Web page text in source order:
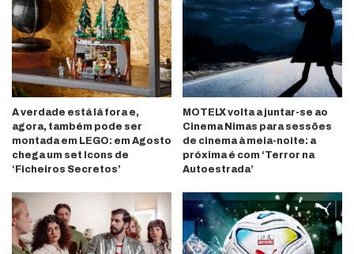
A verdade está lá fora e,
agora, também pode ser
montada em LEGO: em Agosto
chega um set Icons de
‘Ficheiros Secretos’
MOTELX volta a juntar-se ao
Cinema Nimas para sessões
de cinema à meia-noite: a
próxima é com ‘Terror na
Autoestrada’